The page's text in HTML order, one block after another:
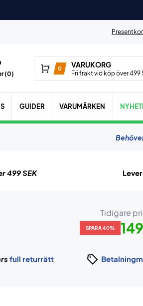
(0)
0 VARUKORG
Fri frakt vid köp över 499
GUIDER VARUMÄRKEN
499 SEK
Tidigare
SPARA 40%
full returrätt